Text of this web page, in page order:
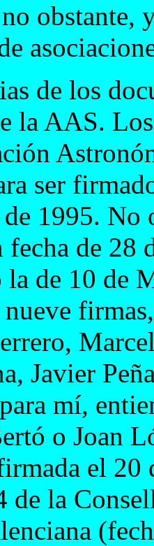
obstante,
de los
la AAS.
ser
1995. No
de 28
de 10 de
Javier
mí,
o Joan
el 20
de la